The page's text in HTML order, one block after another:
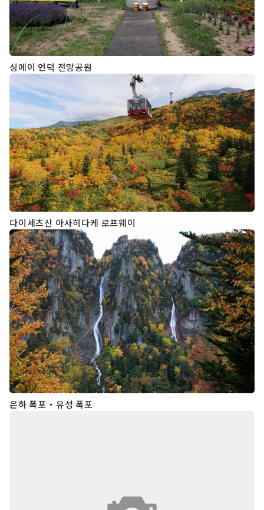
싱에이 언덕 전망공원
다이세츠산 아사히다케 로프웨이
은하 폭포・유성 폭포